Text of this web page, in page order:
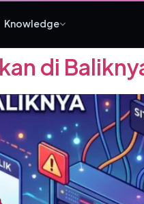
Knowledge
di